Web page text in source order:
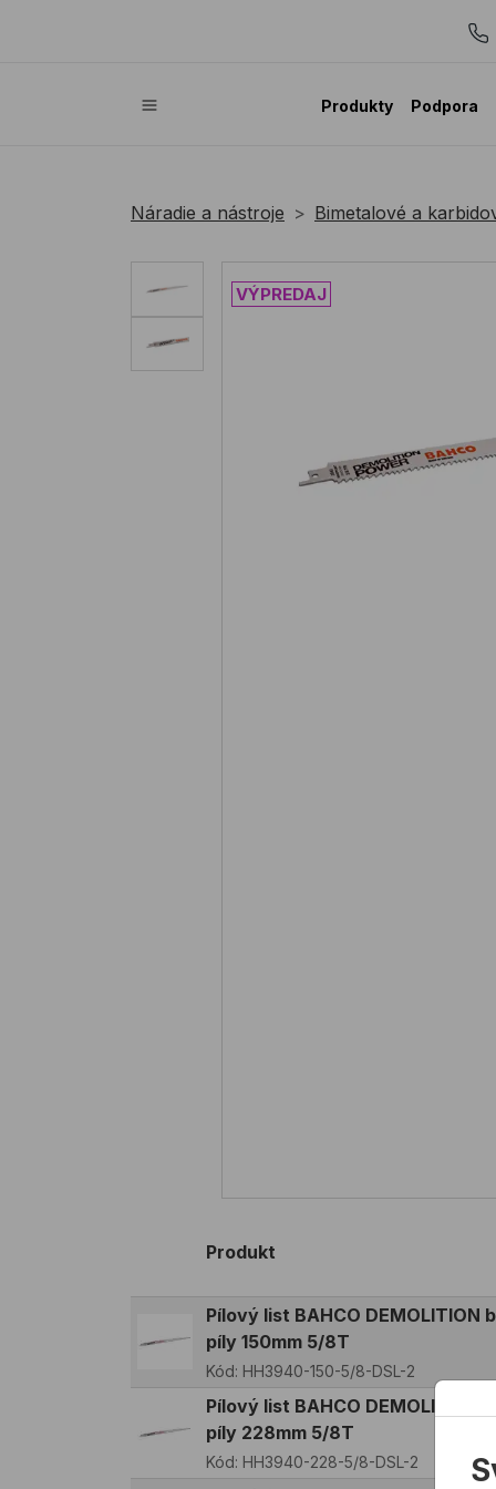
Produkty Podpora
Náradie a nástroje Bimetalové a
Produkt
Pílový list BAHCO
píly 150mm 5/8T
Kód: HH3940-150-5/8-DSL-2
Pílový list BAHCO DEMOLITION
píly 228mm 5/8T
Kód: HH3940-228-5/8-DSL-2